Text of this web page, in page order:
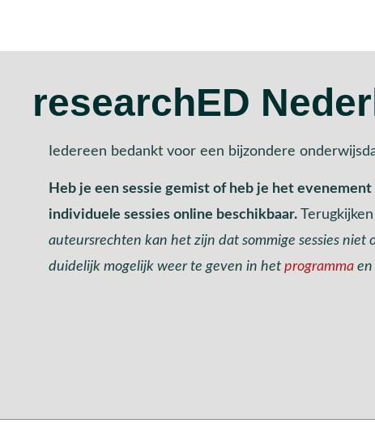
researchED
Iedereen bedankt voor een bijzondere
Heb je een sessie gemist of heb je het
individuele sessies online beschikbaar.
auteursrechten kan het zijn dat sommige sessies
duidelijk mogelijk weer te geven in het programma en